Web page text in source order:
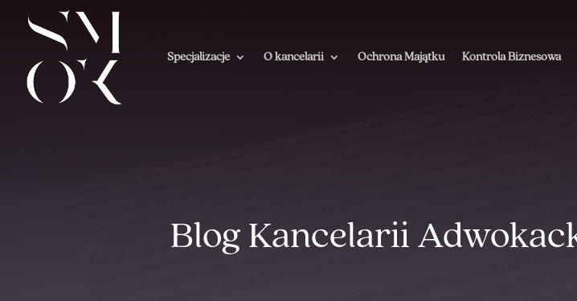
Specjalizacje O kancelarii Ochrona Majątku Kontrola Biznesowa
Blog Kancelarii